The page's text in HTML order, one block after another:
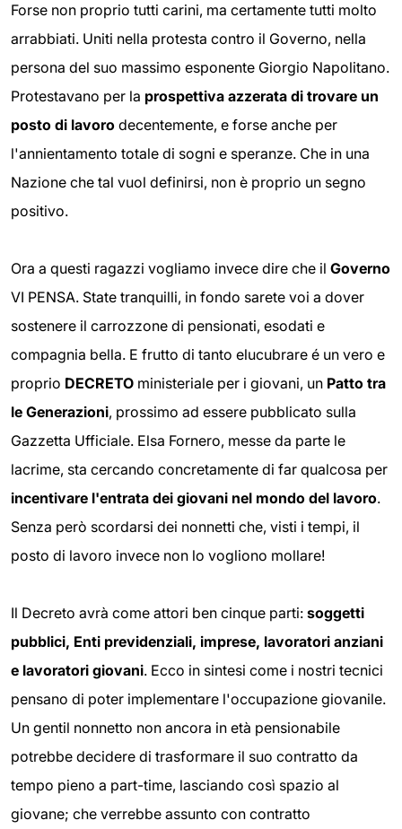
Forse non proprio tutti carini, ma certamente tutti molto
arrabbiati. Uniti nella protesta contro il Governo, nella
persona del suo massimo esponente Giorgio Napolitano.
Protestavano per la prospettiva azzerata di trovare un
posto di lavoro decentemente, e forse anche per
l'annientamento totale di sogni e speranze. Che in una
Nazione che tal vuol definirsi, non è proprio un segno
positivo.
Ora a questi ragazzi vogliamo invece dire che il Governo
VI PENSA. State tranquilli, in fondo sarete voi a dover
sostenere il carrozzone di pensionati, esodati e
compagnia bella. E frutto di tanto elucubrare é un vero e
proprio DECRETO ministeriale per i giovani, un Patto tra
le Generazioni, prossimo ad essere pubblicato sulla
Gazzetta Ufficiale. Elsa Fornero, messe da parte le
lacrime, sta cercando concretamente di far qualcosa per
incentivare l'entrata dei giovani nel mondo del lavoro.
Senza però scordarsi dei nonnetti che, visti i tempi, il
posto di lavoro invece non lo vogliono mollare!
Il Decreto avrà come attori ben cinque parti: soggetti
pubblici, Enti previdenziali, imprese, lavoratori anziani
e lavoratori giovani. Ecco in sintesi come i nostri tecnici
pensano di poter implementare l'occupazione giovanile.
Un gentil nonnetto non ancora in età pensionabile
potrebbe decidere di trasformare il suo contratto da
tempo pieno a part-time, lasciando così spazio al
giovane; che verrebbe assunto con contratto